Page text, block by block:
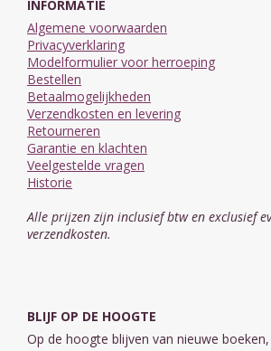
INFORMATIE
Algemene voorwaarden
Privacyverklaring
Modelformulier voor herroeping
Bestellen
Betaalmogelijkheden
Verzendkosten en levering
Retourneren
Garantie en klachten
Veelgestelde vragen
Historie
Alle prijzen zijn inclusief btw en exclusief
verzendkosten.
BLIJF OP DE HOOGTE
Op de hoogte blijven van nieuwe